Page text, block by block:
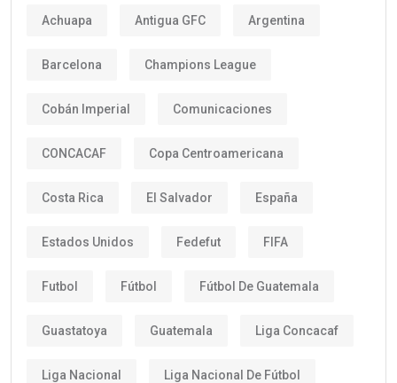
Achuapa Antigua GFC Argentina
Barcelona Champions League
Cobán Imperial Comunicaciones
CONCACAF Copa Centroamericana
Costa Rica El Salvador España
Estados Unidos Fedefut FIFA
Futbol Fútbol Fútbol De Guatemala
Guastatoya Guatemala Liga Concacaf
Liga Nacional Liga Nacional De Fútbol